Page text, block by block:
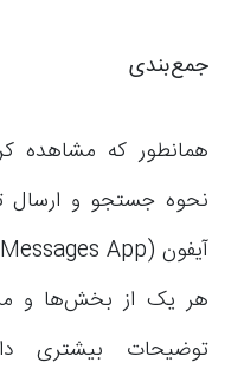
جمع‌بندی
همانطور که مشاهده
نحوه جستجو و ارسال
هر یک از بخش‌ها و
توضیحات بیشتری